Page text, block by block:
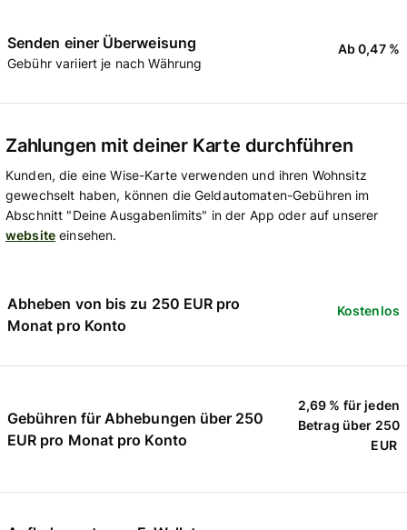
Senden einer Überweisung
Gebühr variiert je nach Währung
Ab 0,47 %
Zahlungen mit deiner Karte durchführen
Kunden, die eine Wise-Karte verwenden und ihren Wohnsitz
gewechselt haben, können die Geldautomaten-Gebühren im
Abschnitt "Deine Ausgabenlimits" in der App oder auf unserer
websiteeinsehen.
Abheben von bis zu 250 EUR pro
Monat pro Konto
Kostenlos
Gebühren für Abhebungen über 250
EUR pro Monat pro Konto
2,69 % für jeden
Betrag über 250
EUR